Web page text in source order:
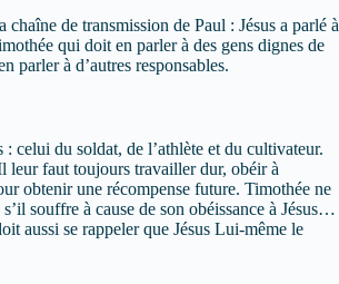
de transmission de Paul : Jésus a parlé à
qui doit en parler à des gens dignes de
parler à d’autres responsables.
: celui du soldat, de l’athlète et du cultivateur.
leur faut toujours travailler dur, obéir à
obtenir une récompense future. Timothée ne
souffre à cause de son obéissance à Jésus…
aussi se rappeler que Jésus Lui-même le